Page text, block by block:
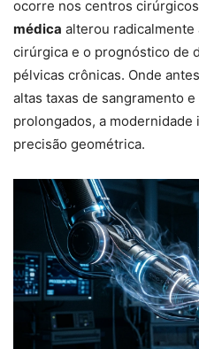
ocorre nos centros
médica alterou radicalmente
cirúrgica e o prognóstico de
pélvicas crônicas. Onde
altas taxas de sangramento
prolongados, a
precisão geométrica.